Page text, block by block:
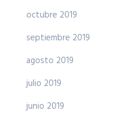
octubre 2019
septiembre 2019
agosto 2019
julio 2019
junio 2019